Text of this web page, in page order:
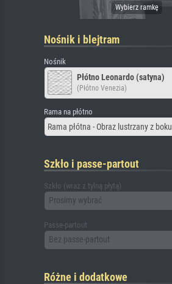
Nośnik i blejtram
Nośnik
Płótno Leonardo (satyna)
(Płótno Venezia)
Rama na płótno
Rama płótna - Obraz lustrzany z boku
Szkło i passe-partout
Szkło (wraz z tylną płytą)
Prosimy wybrać
Passe-partout
Bez passe-partout
Różne i dodatkowe